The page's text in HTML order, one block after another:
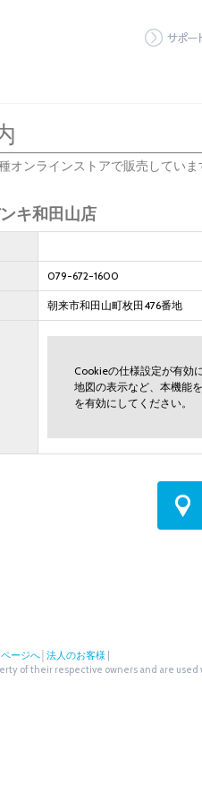
オンラインストアで販売していま
キ和田山店
079-672-1600
朝来市和田山町枚田476番地
Cookieの仕様設定が有効
地図の表示など、本機能
を有効にしてください。
ージへ 法人のお客様
of their respective owners and are